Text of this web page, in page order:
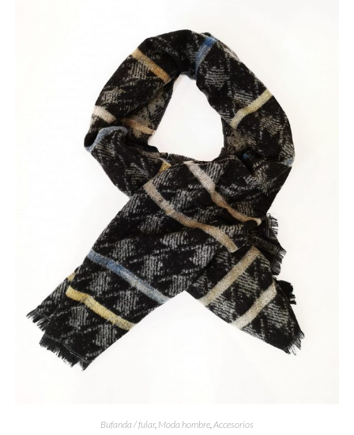
Bufanda / fular, Moda hombre Accesorios